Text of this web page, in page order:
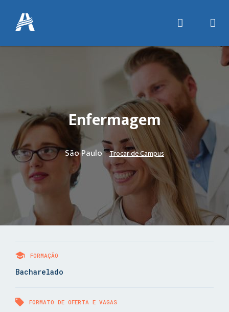
Enfermagem
São Paulo Trocar de Campus
FORMAÇÃO
Bacharelado
FORMATO DE OFERTA E VAGAS